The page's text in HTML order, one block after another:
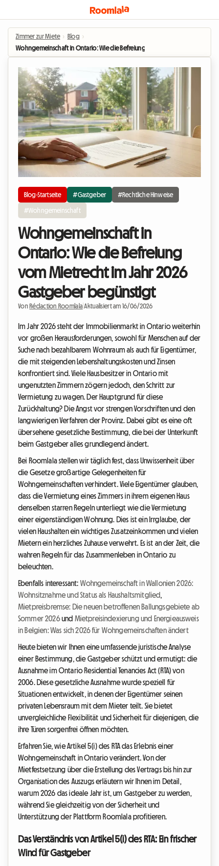
Zimmer zur Miete › Blog ›
Wohngemeinschaft in Ontario: Wie die Befreiung vom Mietrecht im Jahr
Blog-Startseite #Gastgeber #Rechtliche Hinweise
#Wohngemeinschaft
Wohngemeinschaft in
Ontario: Wie die Befreiung
vom Mietrecht im Jahr 2026
Gastgeber begünstigt
Von Rédaction Roomlala |Aktualisiert am 16/06/2026
Im Jahr 2026 steht der Immobilienmarkt in Ontario weiterhin
vor großen Herausforderungen, sowohl für Menschen auf der
Suche nach bezahlbarem Wohnraum als auch für Eigentümer,
die mit steigenden Lebenshaltungskosten und Zinsen
konfrontiert sind. Viele Hausbesitzer in Ontario mit
ungenutzten Zimmern zögern jedoch, den Schritt zur
Vermietung zu wagen. Der Hauptgrund für diese
Zurückhaltung? Die Angst vor strengen Vorschriften und den
langwierigen Verfahren der Provinz. Dabei gibt es eine oft
übersehene gesetzliche Bestimmung, die bei der Unterkunft
beim Gastgeber alles grundlegend ändert.
Bei Roomlala stellen wir täglich fest, dass Unwissenheit über
die Gesetze großartige Gelegenheiten für
Wohngemeinschaften verhindert. Viele Eigentümer glauben,
dass die Vermietung eines Zimmers in ihrem eigenen Haus
denselben starren Regeln unterliegt wie die Vermietung
einer eigenständigen Wohnung. Dies ist ein Irrglaube, der
vielen Haushalten ein wichtiges Zusatzeinkommen und vielen
Mietern ein herzliches Zuhause verwehrt. Es ist an der Zeit, die
wahren Regeln für das Zusammenleben in Ontario zu
beleuchten.
Ebenfalls interessant: Wohngemeinschaft in Wallonien 2026:
Wohnsitznahme und Status als Haushaltsmitglied,
Mietpreisbremse: Die neuen betroffenen Ballungsgebiete ab
Sommer 2026und Mietpreisindexierung und Energieausweis
in Belgien: Was sich 2026 für Wohngemeinschaften ändert
Heute bieten wir Ihnen eine umfassende juristische Analyse
einer Bestimmung, die Gastgeber schützt und ermutigt: die
Ausnahme im Ontario Residential Tenancies Act (RTA) von
2006. Diese gesetzliche Ausnahme wurde speziell für
Situationen entwickelt, in denen der Eigentümer seinen
privaten Lebensraum mit dem Mieter teilt. Sie bietet
unvergleichliche Flexibilität und Sicherheit für diejenigen, die
ihre Türen sorgenfrei öffnen möchten.
Erfahren Sie, wie Artikel 5(i) des RTA das Erlebnis einer
Wohngemeinschaft in Ontario verändert. Von der
Mietfestsetzung über die Erstellung des Vertrags bis hin zur
Organisation des Auszugs erläutern wir Ihnen im Detail,
warum 2026 das ideale Jahr ist, um Gastgeber zu werden,
während Sie gleichzeitig von der Sicherheit und
Unterstützung der Plattform Roomlala profitieren.
Das Verständnis von Artikel 5(i) des RTA: Ein frischer
Wind für Gastgeber